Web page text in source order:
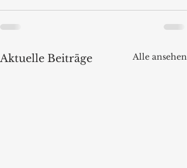
Aktuelle Beiträge Alle ansehen